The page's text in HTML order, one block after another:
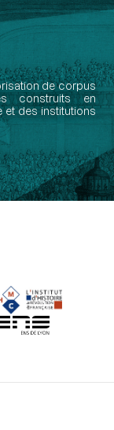
de corpus
construits en
et des institutions